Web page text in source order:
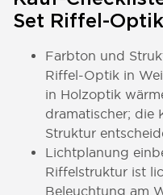
Set Riffel-
Farbton und
Riffel-Optik in
in Holzoptik
dramatischer; die
Struktur
Lichtplanung
Riffelstruktur ist
Beleuchtung am